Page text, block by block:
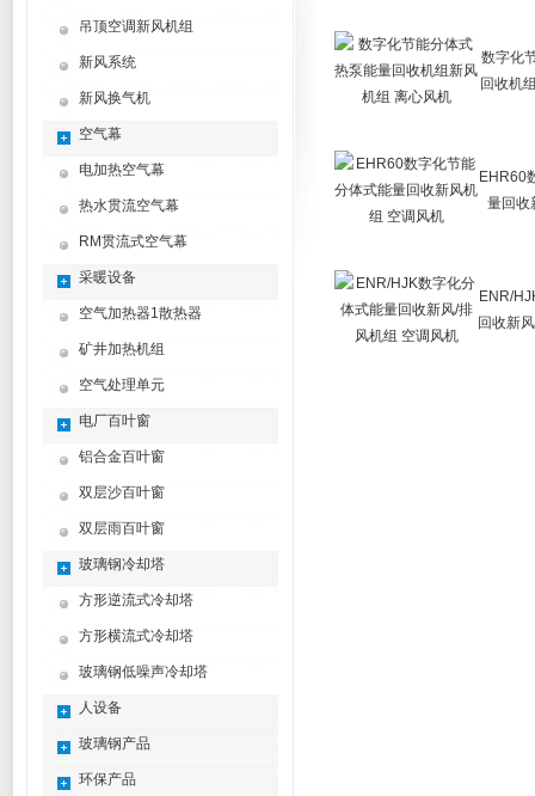
吊顶空调新风机组
新风系统
新风换气机
空气幕
电加热空气幕
热水贯流空气幕
RM贯流式空气幕
采暖设备
空气加热器1散热器
矿井加热机组
空气处理单元
电厂百叶窗
铝合金百叶窗
双层沙百叶窗
双层雨百叶窗
玻璃钢冷却塔
方形逆流式冷却塔
方形横流式冷却塔
玻璃钢低噪声冷却塔
人设备
玻璃钢产品
环保产品
数字化
回收机
EHR60
量回收
ENR/
回收新